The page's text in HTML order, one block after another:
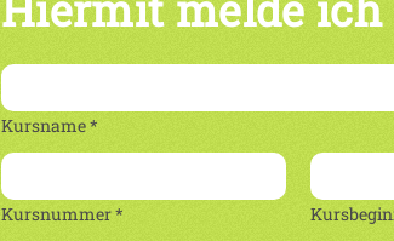
Kursname *
Kursnummer *